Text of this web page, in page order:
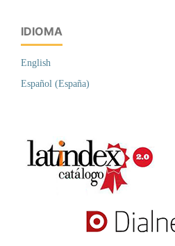
IDIOMA
English
Español (España)